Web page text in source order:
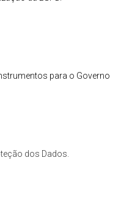
para o Governo
dos Dados.